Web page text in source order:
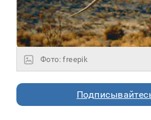
Фото: freepik